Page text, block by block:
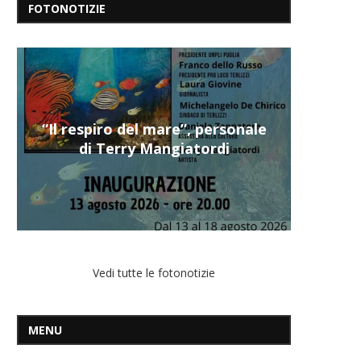
FOTONOTIZIE
“Il respiro del mare”, personale
di Terry Mangiatordi
Vedi tutte le fotonotizie
MENU